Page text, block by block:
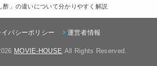
酢」の違いについて分かりやすく解説
イバシーポリシー 運営者情報
MOVIE-HOUSE .All Rights Reserved.